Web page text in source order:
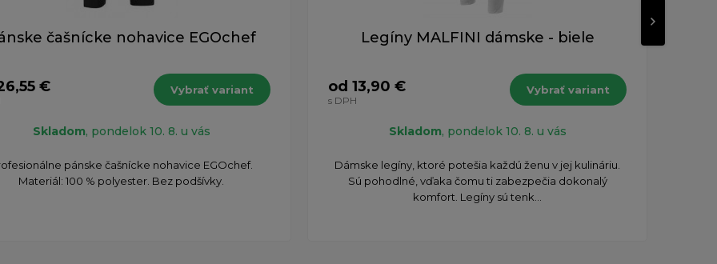
čašnícke nohavice EGOchef
€ Vybrať variant
Skladom, pondelok 10. 8. u vás
pánske čašnícke nohavice EGOchef.
Materiál: 100 % polyester. Bez podšívky.
Legíny MALFINI dámske - biele
od 13,90 €
s DPH
Vybrať variant
Skladom, pondelok 10. 8. u vás
Dámske legíny, ktoré potešia každú ženu v jej kulináriu.
Sú pohodlné, vďaka čomu ti zabezpečia dokonalý
komfort. Legíny sú tenk...